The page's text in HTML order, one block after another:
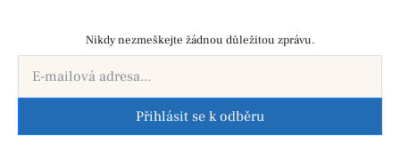
Nikdy nezmeškejte žádnou důležitou zprávu.
Přihlásit se k odběru